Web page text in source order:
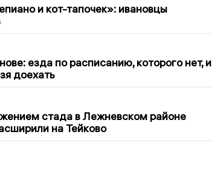
и кот-тапочек»: ивановцы
езда по расписанию, которого нет, и
доехать
стада в Лежневском районе
на Тейково